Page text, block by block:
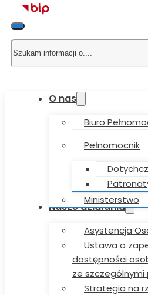
Szukaj
O nas
Biuro
Pełnomocnik
Ministerstwo
Nasze działania
Asystencja
Ustawa o
dostępności
ze
Strategia na